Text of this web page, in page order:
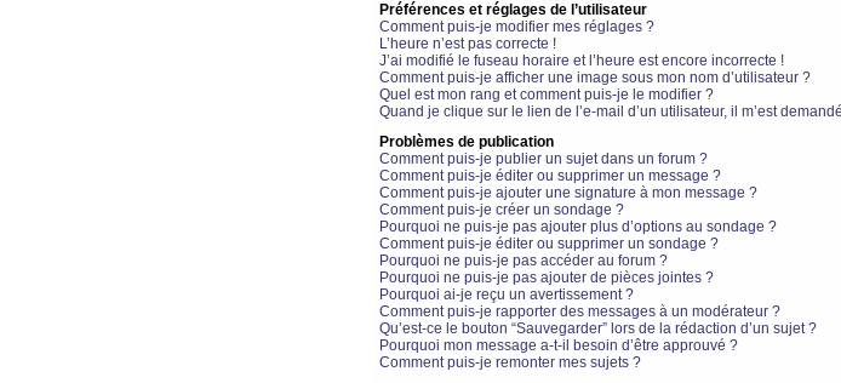
Préférences et réglages de l’utilisateur
Comment puis-je modifier mes réglages ?
L’heure n’est pas correcte !
J’ai modifié le fuseau horaire et l’heure est encore incorrecte !
Comment puis-je afficher une image sous mon nom d’utilisateur ?
Quel est mon rang et comment puis-je le modifier ?
Quand je clique sur le lien de l’e-mail d’un utilisateur, il m’est
Problèmes de publication
Comment puis-je publier un sujet dans un forum ?
Comment puis-je éditer ou supprimer un message ?
Comment puis-je ajouter une signature à mon message ?
Comment puis-je créer un sondage ?
Pourquoi ne puis-je pas ajouter plus d’options au sondage ?
Comment puis-je éditer ou supprimer un sondage ?
Pourquoi ne puis-je pas accéder au forum ?
Pourquoi ne puis-je pas ajouter de pièces jointes ?
Pourquoi ai-je reçu un avertissement ?
Comment puis-je rapporter des messages à un modérateur ?
Qu’est-ce le bouton “Sauvegarder” lors de la rédaction d’un sujet ?
Pourquoi mon message a-t-il besoin d’être approuvé ?
Comment puis-je remonter mes sujets ?